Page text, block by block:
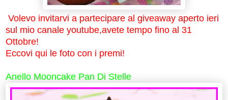
Volevo invitarvi a partecipare al giveaway aperto ieri
sul mio canale youtube,avete tempo fino al 31
Ottobre!
Eccovi qui le foto con i premi!
Anello Mooncake Pan Di Stelle